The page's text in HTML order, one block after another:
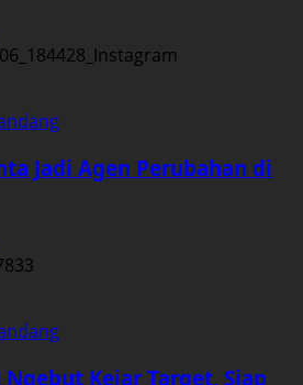
Jadi Agen Perubahan di
Kejar Target, Siap